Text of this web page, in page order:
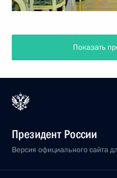
Показать
Президент России
Версия официального сайта